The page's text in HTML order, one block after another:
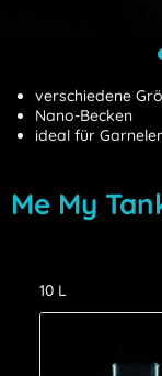
verschiedene
Nano-Becken
ideal für
Me My
10 L